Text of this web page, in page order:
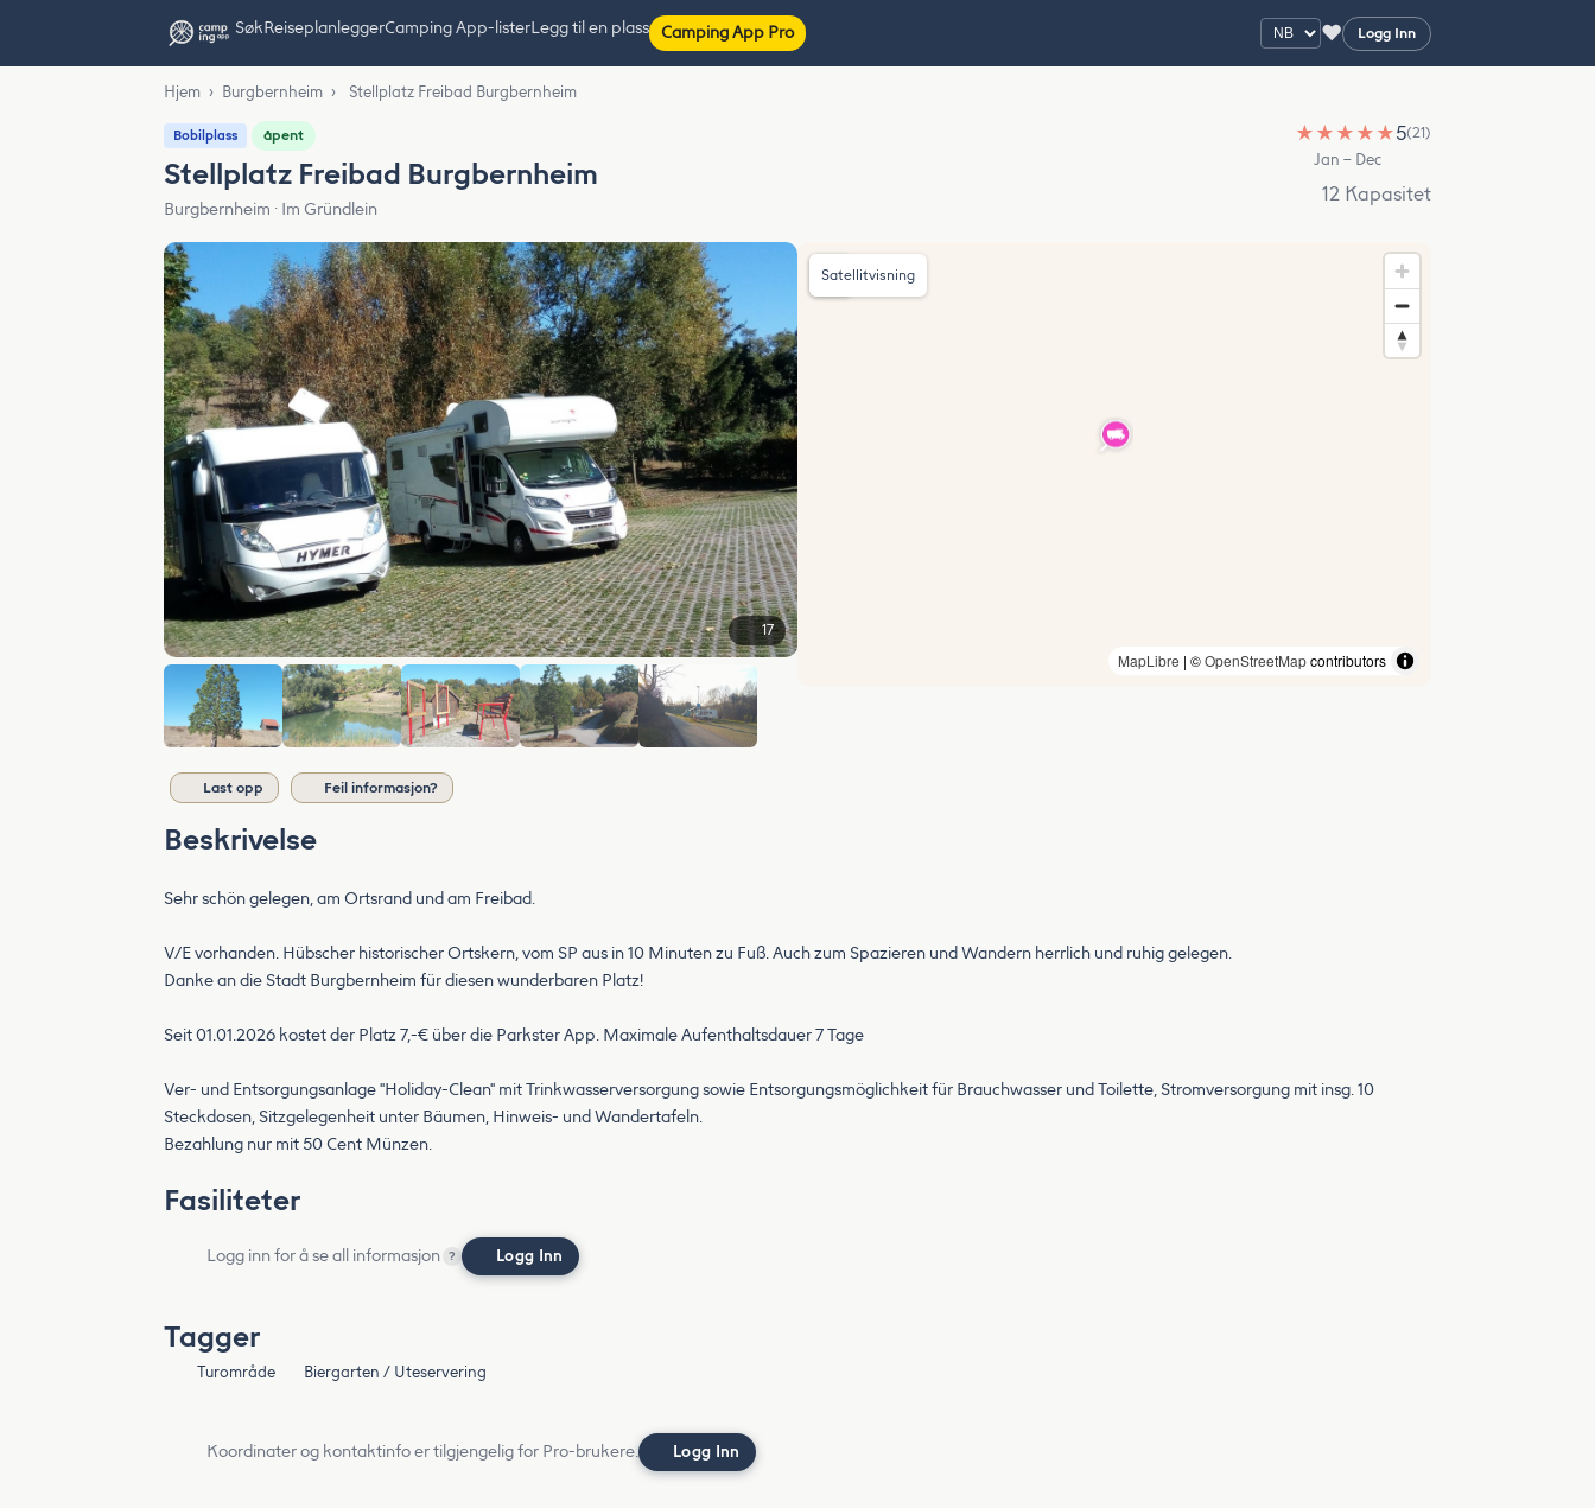
SøkReiseplanleggerCamping App-listerLegg til en plass Camping App Pro ♥ Logg Inn
Hjem › Burgbernheim › Stellplatz Freibad Burgbernheim
Bobilplass åpent
Stellplatz Freibad Burgbernheim
Burgbernheim · Im Gründlein
★ ★ ★ ★ ★5(21)
Jan – Dec
12 Kapasitet
17
MapLibre | ©OpenStreetMapcontributors
Satellitvisning
Last opp Feil informasjon?
Beskrivelse
Sehr schön gelegen, am Ortsrand und am Freibad.
V/E vorhanden. Hübscher historischer Ortskern, vom SP aus in 10 Minuten zu Fuß. Auch zum Spazieren und Wandern herrlich und ruhig gelegen.
Danke an die Stadt Burgbernheim für diesen wunderbaren Platz!
Seit 01.01.2026 kostet der Platz 7,-€ über die Parkster App. Maximale Aufenthaltsdauer 7 Tage
Ver- und Entsorgungsanlage "Holiday-Clean" mit Trinkwasserversorgung sowie Entsorgungsmöglichkeit für Brauchwasser und Toilette, Stromversorgung mit insg. 10
Steckdosen, Sitzgelegenheit unter Bäumen, Hinweis- und Wandertafeln.
Bezahlung nur mit 50 Cent Münzen.
Fasiliteter
Logg inn for å se all informasjon ? Logg Inn
Tagger
Turområde Biergarten / Uteservering
Koordinater og kontaktinfo er tilgjengelig for Pro-brukere. Logg Inn